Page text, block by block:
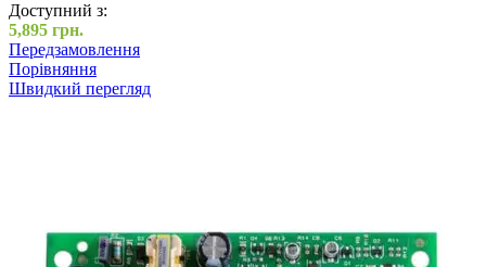
Доступний з:
5,895 грн.
Передзамовлення
Порівняння
Швидкий перегляд